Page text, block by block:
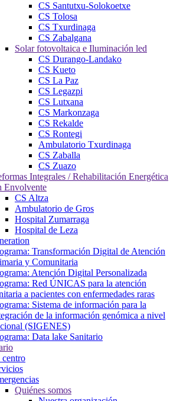
CS Santutxu-Solokoetxe
CS Tolosa
CS Txurdinaga
CS Zabalgana
Solar fotovoltaica e Iluminación led
CS Durango-Landako
CS Kueto
CS La Paz
CS Legazpi
CS Lutxana
CS Markonzaga
CS Rekalde
CS Rontegi
Ambulatorio Txurdinaga
CS Zaballa
CS Zuazo
Integrales / Rehabilitación Energética
Envolvente
CS Altza
Ambulatorio de Gros
Hospital Zumarraga
Hospital de Leza
Transformación Digital de Atención
y Comunitaria
Atención Digital Personalizada
Red ÚNICAS para la atención
a pacientes con enfermedades raras
Sistema de información para la
de la información genómica a nivel
(SIGENES)
Data lake Sanitario
centro
Quiénes somos